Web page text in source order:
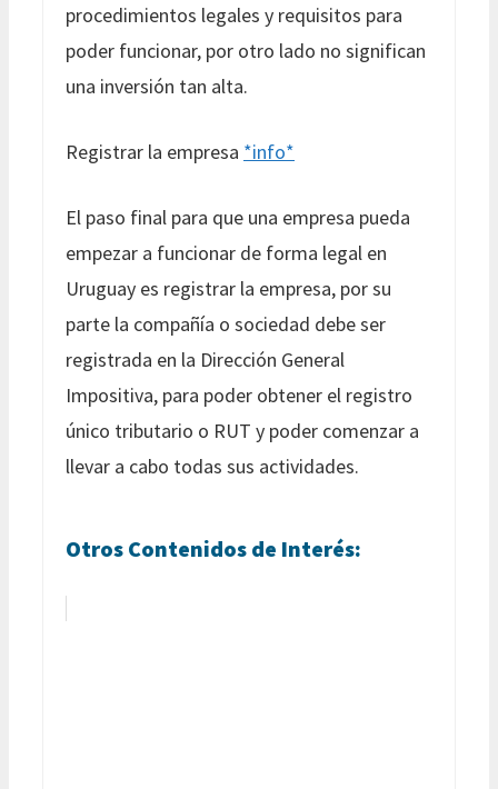
procedimientos legales y requisitos para
poder funcionar, por otro lado no significan
una inversión tan alta.
Registrar la empresa *info*
El paso final para que una empresa pueda
empezar a funcionar de forma legal en
Uruguay es registrar la empresa, por su
parte la compañía o sociedad debe ser
registrada en la Dirección General
Impositiva, para poder obtener el registro
único tributario o RUT y poder comenzar a
llevar a cabo todas sus actividades.
Otros Contenidos de Interés: